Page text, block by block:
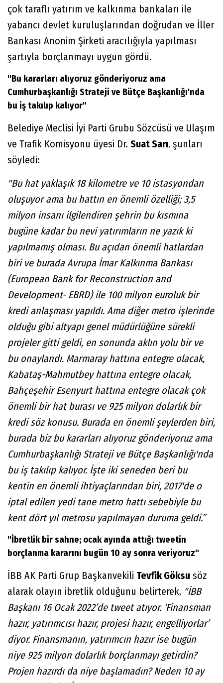
çok taraflı yatırım ve kalkınma bankaları ile
yabancı devlet kuruluşlarından doğrudan ve İller
Bankası Anonim Şirketi aracılığıyla yapılması
şartıyla borçlanmayı uygun gördü.
"Bu kararları alıyoruz gönderiyoruz ama
Cumhurbaşkanlığı Strateji ve Bütçe Başkanlığı'nda
bu iş takılıp kalıyor"
Belediye Meclisi İyi Parti Grubu Sözcüsü ve Ulaşım
ve Trafik Komisyonu üyesi Dr. Suat Sarı, şunları
söyledi:
"Bu hat yaklaşık 18 kilometre ve 10 istasyondan
oluşuyor ama bu hattın en önemli özelliği; 3,5
milyon insanı ilgilendiren şehrin bu kısmına
bugüne kadar bu nevi yatırımların ne yazık ki
yapılmamış olması. Bu açıdan önemli hatlardan
biri ve burada Avrupa İmar Kalkınma Bankası
(European Bank for Reconstruction and
Development- EBRD) ile 100 milyon euroluk bir
kredi anlaşması yapıldı. Ama diğer metro işlerinde
olduğu gibi altyapı genel müdürlüğüne sürekli
projeler gitti geldi, en sonunda aklın yolu bir ve
bu onaylandı. Marmaray hattına entegre olacak,
Kabataş-Mahmutbey hattına entegre olacak,
Bahçeşehir Esenyurt hattına entegre olacak çok
önemli bir hat burası ve 925 milyon dolarlık bir
kredi söz konusu. Burada en önemli şeylerden biri,
burada biz bu kararları alıyoruz gönderiyoruz ama
Cumhurbaşkanlığı Strateji ve Bütçe Başkanlığı'nda
bu iş takılıp kalıyor. İşte iki seneden beri bu
kentin en önemli ihtiyaçlarından biri, 2017'de o
iptal edilen yedi tane metro hattı sebebiyle bu
kent dört yıl metrosu yapılmayan duruma geldi.”
"İbretlik bir sahne; ocak ayında attığı tweetin
borçlanma kararını bugün 10 ay sonra veriyoruz"
İBB AK Parti Grup Başkanvekili Tevfik Göksu söz
alarak olayın ibretlik olduğunu belirterek, "İBB
Başkanı 16 Ocak 2022’de tweet atıyor. ‘Finansman
hazır, yatırımcısı hazır, projesi hazır, engelliyorlar’
diyor. Finansmanın, yatırımcın hazır ise bugün
niye 925 milyon dolarlık borçlanmayı getirdin?
Projen hazırdı da niye başlamadın? Neden 10 ay